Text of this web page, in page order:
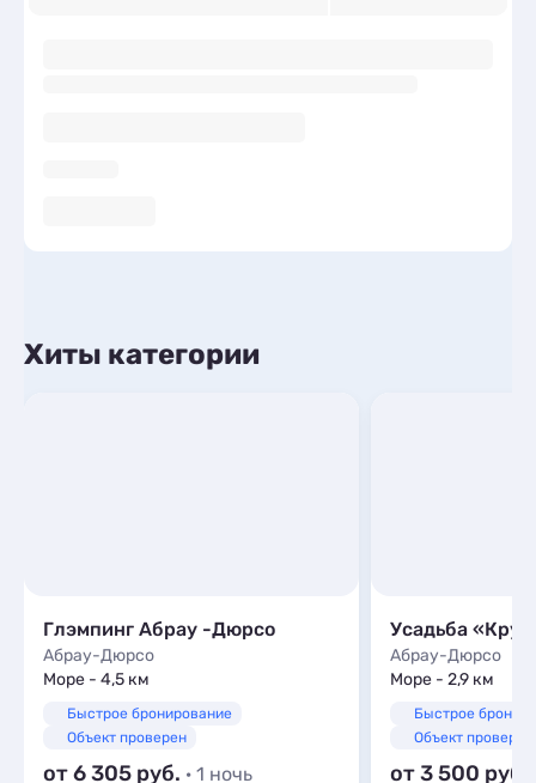
Хиты категории
Глэмпинг Абрау -Дюрсо
Абрау-Дюрсо
Море - 4,5 км
Быстрое бронирование
Объект проверен
от 6 305 · 1 ночь
Усадьба
Абрау-Дюрсо
Море - 2,9 км
Быстрое
Объект проверен
от 3 500